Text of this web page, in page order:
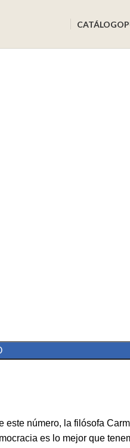
CATÁLOGO
número, la filósofa
es lo mejor que